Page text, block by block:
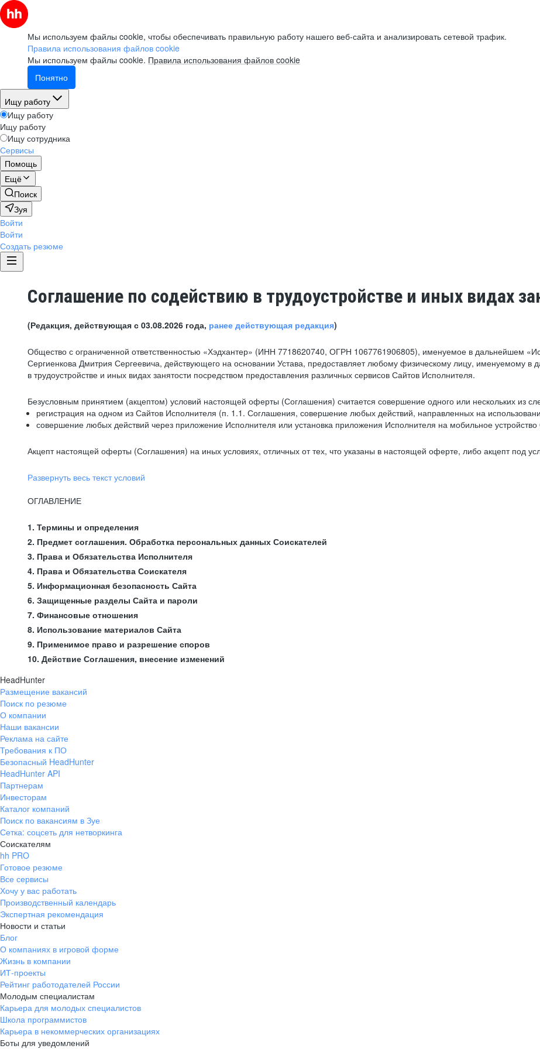
Мы используем файлы cookie, чтобы обеспечивать правильную работу нашего веб-сайта и анализировать сетевой трафик.
Правила использования файлов cookie
Мы используем файлы cookie. Правила использования файлов cookie
Понятно
Ищу работу
Ищу работу
Ищу работу
Ищу сотрудника
Сервисы
Помощь
Ещё
Поиск
Зуя
Войти
Войти
Создать резюме
Соглашение по содействию в трудоустройстве и иных видах
(Редакция, действующая с 03.08.2026 года, ранее действующая редакция)
Общество с ограниченной ответственностью «Хэдхантер» (ИНН 7718620740, ОГРН 1067761906805), именуемое в дальнейшем
Сергиенкова Дмитрия Сергеевича, действующего на основании Устава, предоставляет любому физическому лицу, именуемому в
в трудоустройстве и иных видах занятости посредством предоставления различных сервисов Сайтов Исполнителя.
Безусловным принятием (акцептом) условий настоящей оферты (Соглашения) считается совершение одного или нескольких из
регистрация на одном из Сайтов Исполнителя (п. 1.1. Соглашения, совершение любых действий, направленных на
совершение любых действий через приложение Исполнителя или установка приложения Исполнителя на мобильное устройство
Акцепт настоящей оферты (Соглашения) на иных условиях, отличных от тех, что указаны в настоящей оферте, либо акцепт под
Развернуть весь текст условий
ОГЛАВЛЕНИЕ
1. Термины и определения
2. Предмет соглашения. Обработка персональных данных Соискателей
3. Права и Обязательства Исполнителя
4. Права и Обязательства Соискателя
5. Информационная безопасность Сайта
6. Защищенные разделы Сайта и пароли
7. Финансовые отношения
8. Использование материалов Сайта
9. Применимое право и разрешение споров
10. Действие Соглашения, внесение изменений
HeadHunter
Размещение вакансий
Поиск по резюме
О компании
Наши вакансии
Реклама на сайте
Требования к ПО
Безопасный HeadHunter
HeadHunter API
Партнерам
Инвесторам
Каталог компаний
Поиск по вакансиям в Зуе
Сетка: соцсеть для нетворкинга
Соискателям
hh PRO
Готовое резюме
Все сервисы
Хочу у вас работать
Производственный календарь
Экспертная рекомендация
Новости и статьи
Блог
О компаниях в игровой форме
Жизнь в компании
ИТ-проекты
Рейтинг работодателей России
Молодым специалистам
Карьера для молодых специалистов
Школа программистов
Карьера в некоммерческих организациях
Боты для уведомлений